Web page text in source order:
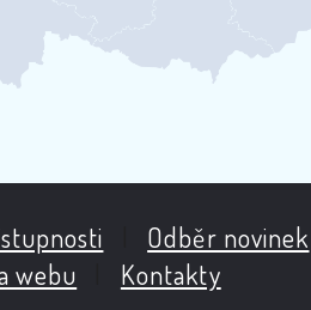
Odběr novinek
webu
Kontakty